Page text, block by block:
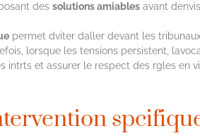
des solutions amiables avant
permet dviter daller devant les
lorsque les tensions persistent,
intrts et assurer le respect des rgles en